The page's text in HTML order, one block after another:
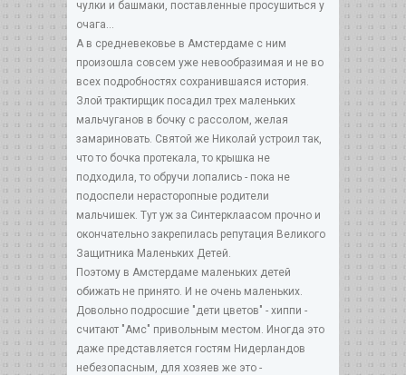
чулки и башмаки, поставленные просушиться у
очага…
А в средневековье в Амстердаме с ним
произошла совсем уже невообразимая и не во
всех подробностях сохранившаяся история.
Злой трактирщик посадил трех маленьких
мальчуганов в бочку с рассолом, желая
замариновать. Святой же Николай устроил так,
что то бочка протекала, то крышка не
подходила, то обручи лопались - пока не
подоспели нерасторопные родители
мальчишек. Тут уж за Синтерклаасом прочно и
окончательно закрепилась репутация Великого
Защитника Маленьких Детей.
Поэтому в Амстердаме маленьких детей
обижать не принято. И не очень маленьких.
Довольно подросшие "дети цветов" - хиппи -
считают "Амс" привольным местом. Иногда это
даже представляется гостям Нидерландов
небезопасным, для хозяев же это -